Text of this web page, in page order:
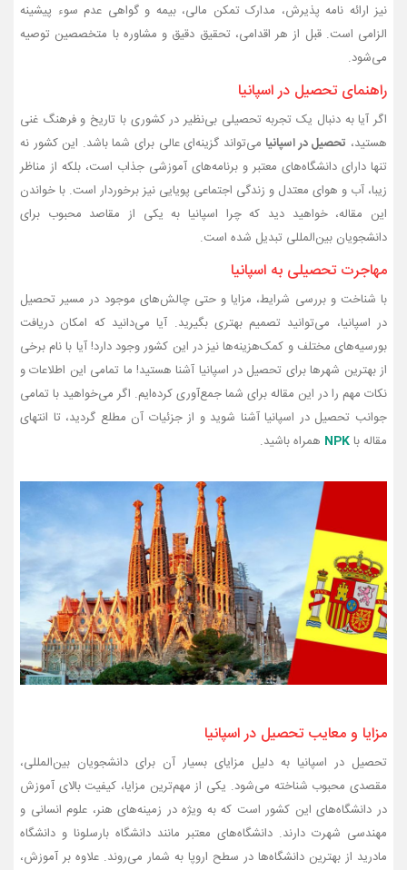
نیز ارائه نامه پذیرش، مدارک تمکن مالی، بیمه و گواهی عدم سوء پیشینه
الزامی است. قبل از هر اقدامی، تحقیق دقیق و مشاوره با متخصصین توصیه
می‌شود.
راهنمای تحصیل در اسپانیا
اگر آیا به دنبال یک تجربه تحصیلی بی‌نظیر در کشوری با تاریخ و فرهنگ غنی
هستید، تحصیل در اسپانیا می‌تواند گزینه‌ای عالی برای شما باشد. این کشور نه
تنها دارای دانشگاه‌های معتبر و برنامه‌های آموزشی جذاب است، بلکه از مناظر
زیبا، آب و هوای معتدل و زندگی اجتماعی پویایی نیز برخوردار است. با خواندن
این مقاله، خواهید دید که چرا اسپانیا به یکی از مقاصد محبوب برای
دانشجویان بین‌المللی تبدیل شده است.
مهاجرت تحصیلی به اسپانیا
با شناخت و بررسی شرایط، مزایا و حتی چالش‌های موجود در مسیر تحصیل
در اسپانیا، می‌توانید تصمیم بهتری بگیرید. آیا می‌دانید که امکان دریافت
بورسیه‌های مختلف و کمک‌هزینه‌ها نیز در این کشور وجود دارد! آیا با نام برخی
از بهترین شهرها برای تحصیل در اسپانیا آشنا هستید! ما تمامی این اطلاعات و
نکات مهم را در این مقاله برای شما جمع‌آوری کرده‌ایم. اگر می‌خواهید با تمامی
جوانب تحصیل در اسپانیا آشنا شوید و از جزئیات آن مطلع گردید، تا انتهای
مقاله باNPK همراه باشید.
مزایا و معایب تحصیل در اسپانیا
تحصیل در اسپانیا به دلیل مزایای بسیار آن برای دانشجویان بین‌المللی،
مقصدی محبوب شناخته می‌شود. یکی از مهم‌ترین مزایا، کیفیت بالای آموزش
در دانشگاه‌های این کشور است که به‌ ویژه در زمینه‌های هنر، علوم انسانی و
مهندسی شهرت دارند. دانشگاه‌های معتبر مانند دانشگاه بارسلونا و دانشگاه
مادرید از بهترین دانشگاه‌ها در سطح اروپا به شمار می‌روند. علاوه بر آموزش،